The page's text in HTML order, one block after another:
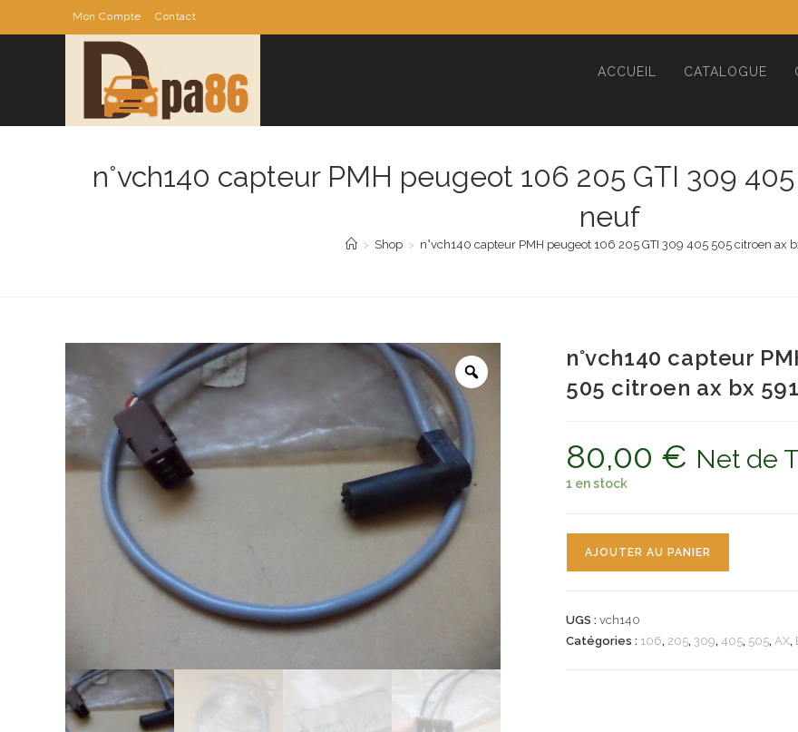
to
Mon Compte Contact
ACCUEIL CATALOGUE
n°vch140 capteur PMH peugeot 106 205 GTI 309
neuf
> Shop > n°vch140 capteur PMH peugeot 106 205 GTI 309 405 505 citroen ax
n°vch140 capteur
505 citroen ax bx
80,00 € Net de
1 en stock
PMH
AJOUTER AU PANIER
UGS : vch140
Catégories : 106, 205, 309, 405, 505, AX,